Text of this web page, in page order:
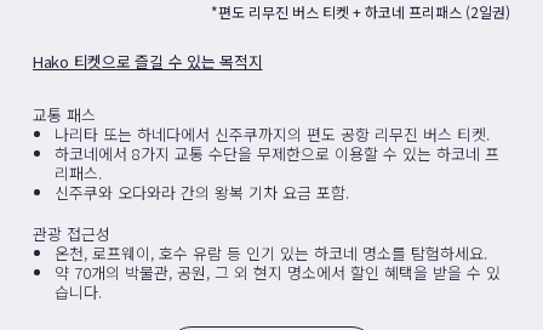
*편도 리무진 버스 티켓 + 하코네 프리패스 (2일권)
Hako 티켓으로 즐길 수 있는 목적지
교통 패스
나리타 또는 하네다에서 신주쿠까지의 편도 공항 리무진 버스 티켓.
하코네에서 8가지 교통 수단을 무제한으로 이용할 수 있는 하코네 프
리패스.
신주쿠와 오다와라 간의 왕복 기차 요금 포함.
관광 접근성
온천, 로프웨이, 호수 유람 등 인기 있는 하코네 명소를 탐험하세요.
약 70개의 박물관, 공원, 그 외 현지 명소에서 할인 혜택을 받을 수 있
습니다.